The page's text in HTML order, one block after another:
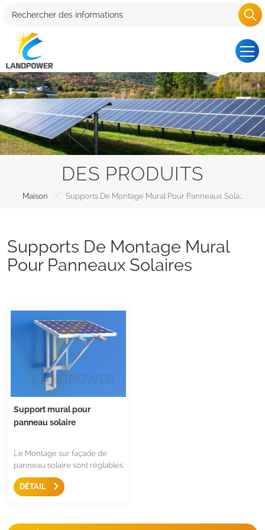
DES PRODUITS
Maison /
Supports De Montage Mural
Pour Panneaux Solaires
Support mural pour
panneau solaire
Le Montage sur façade de
panneau solaire sont réglables
en inclinaison pour être
installés sur un mur ou un
solaire flexible et simple pour
DÉTAIL